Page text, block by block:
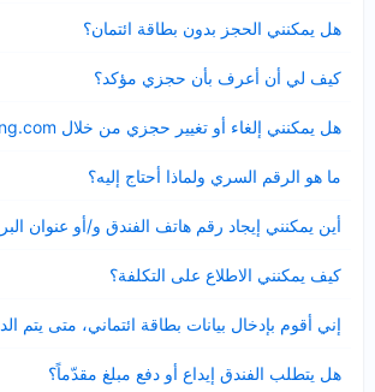
هل يمكنني الحجز بدون بطاقة ائتمان؟
مصغر
كيف لي أن أعرف بأن حجزي مؤكد؟
مصغر
هل يمكنني إلغاء أو تغيير حجزي من خلال Booking.com؟
مصغر
ما هو الرقم السري ولماذا أحتاج إليه؟
مصغر
أين يمكنني إيجاد رقم هاتف الفندق و/أو عنوان
عرض
مصغر
كيف يمكنني الاطلاع على التكلفة؟
مصغر
إني أقوم بإدخال بيانات بطاقة ائتماني، متى يتم
مصغر
هل يتطلب الفندق إيداع أو دفع مبلغ مقدّماً؟
مصغر